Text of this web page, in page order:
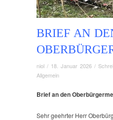
BRIEF AN
niol / 18. Januar 2026 /
Allgemein
Brief an den
Sehr geehrter Herr